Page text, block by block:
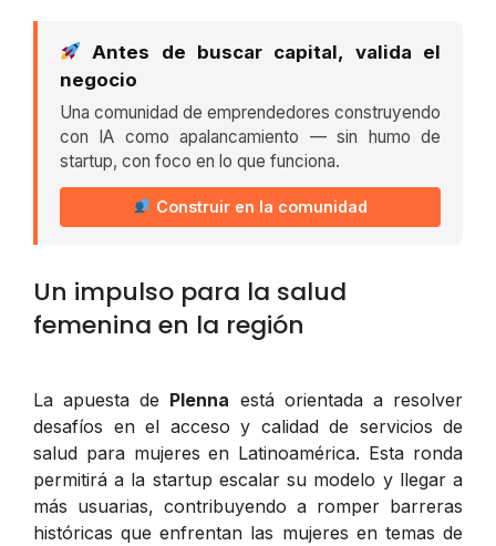
Antes de buscar capital, valida el
negocio
Una comunidad de emprendedores construyendo
con IA como apalancamiento — sin humo de
startup, con foco en lo que funciona.
Construir en la comunidad
Un impulso para la salud
femenina en la región
La apuesta de Plenna está orientada a resolver
desafíos en el acceso y calidad de servicios de
salud para mujeres en Latinoamérica. Esta ronda
permitirá a la startup escalar su modelo y llegar a
más usuarias, contribuyendo a romper barreras
históricas que enfrentan las mujeres en temas de